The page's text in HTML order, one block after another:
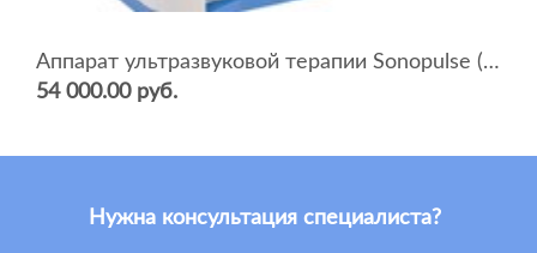
Аппарат ультразвуковой терапии Sonopulse (мультичастотный 1 и 3 Мгц)
54 000.00 руб.
Нужна консультация специалиста?